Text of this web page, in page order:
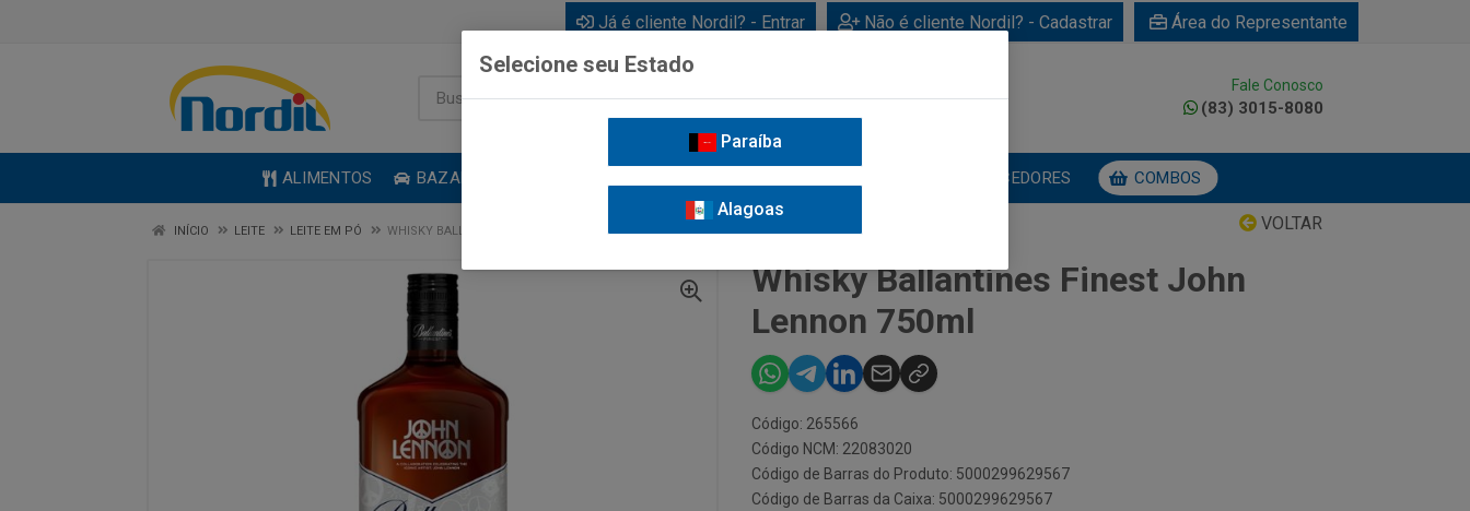
Já é cliente Nordil? - Entrar Não é cliente Nordil? - Cadastrar Área do Representante
Fale Conosco
(83) 3015-8080
ALIMENTOS BAZAR FORNECEDORES COMBOS
VOLTAR
INÍCIO LEITE LEITE EM PÓ WHISKY BALLANTINES FINEST JOHN LENNON 750ML
Whisky Ballantines Finest John
Lennon 750ml
Código: 265566
Código NCM: 22083020
Código de Barras do Produto: 5000299629567
Código de Barras da Caixa: 5000299629567
Selecione seu Estado
Paraíba
Alagoas